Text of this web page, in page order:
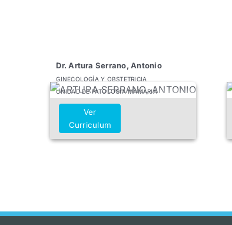
Dr. Artura Serrano, Antonio
GINECOLOGÍA Y OBSTETRICIA
UNIDAD DE PATOLOGÍA MAMARIA
Ver
Curriculum